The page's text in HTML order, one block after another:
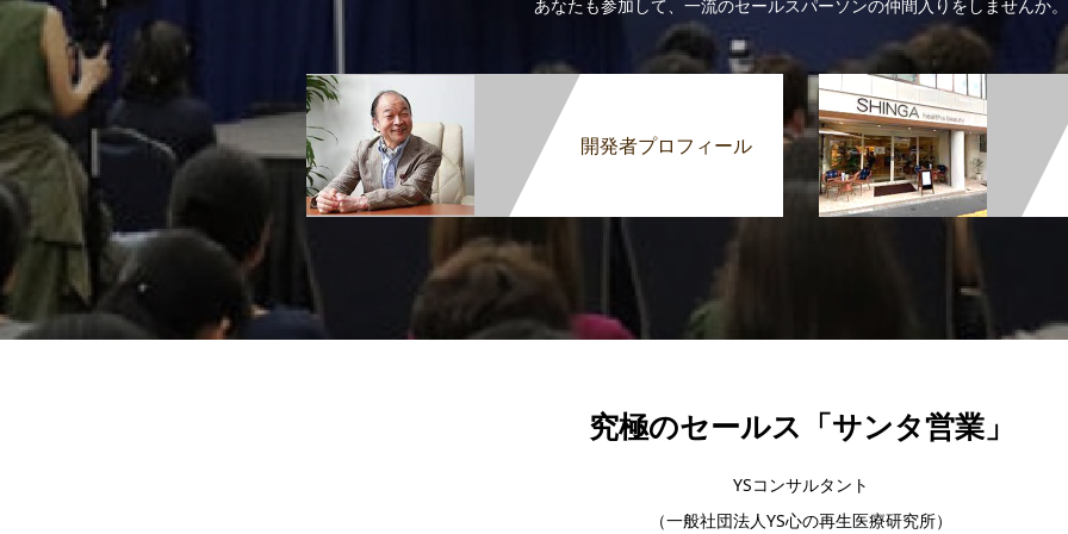
あなたも参加して、一流のセールスパーソンの仲間入りをしませんか。
開発者プロフィール
究極のセールス「サンタ営業」
YSコンサルタント
（一般社団法人YS心の再生医療研究所）